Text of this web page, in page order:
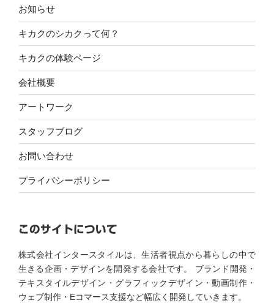
お知らせ
キカクのシカクって何？
キカクの体験ページ
会社概要
アートワーク
スタッフブログ
お問い合わせ
プライバシーポリシー
このサイトについて
株式会社インタースタイルは、生活者視点から暮らしの中で
生きる企画・デザインを開発する会社です。 ブランド開発・
テキスタイルデザイン・グラフィックデザイン・動画制作・
ウェブ制作・Eコマース支援など幅広く開発していきます。